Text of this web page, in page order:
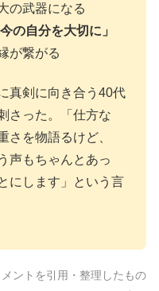
の武器になる
の自分を大切に」
が繋がる
真剣に向き合う40代
さった。「仕方な
さを物語るけど、
声もちゃんとあっ
にします」という言
ントを引用・整理したもの